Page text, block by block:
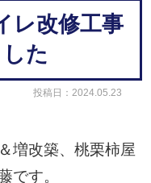
改修工事
た
投稿日：2024.05.23
増改築、桃栗柿屋
です。